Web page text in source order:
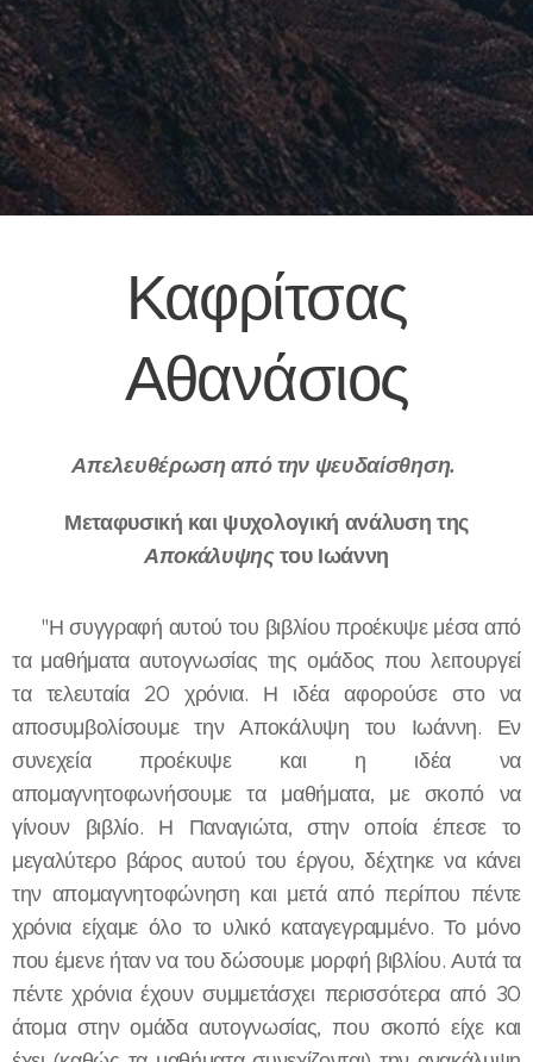
Καφρίτσας
Αθανάσιος
Απελευθέρωση από την ψευδαίσθηση.
Μεταφυσική και ψυχολογική ανάλυση της
Αποκάλυψηςτου Ιωάννη
"Η συγγραφή αυτού του βιβλίου προέκυψε μέσα από
τα μαθήματα αυτογνωσίας της ομάδος που λειτουργεί
τα τελευταία 20 χρόνια. Η ιδέα αφορούσε στο να
αποσυμβολίσουμε την Αποκάλυψη του Ιωάννη. Εν
συνεχεία προέκυψε και η ιδέα να
απομαγνητοφωνήσουμε τα μαθήματα, με σκοπό να
γίνουν βιβλίο. Η Παναγιώτα, στην οποία έπεσε το
μεγαλύτερο βάρος αυτού του έργου, δέχτηκε να κάνει
την απομαγνητοφώνηση και μετά από περίπου πέντε
χρόνια είχαμε όλο το υλικό καταγεγραμμένο. Το μόνο
που έμενε ήταν να του δώσουμε μορφή βιβλίου. Αυτά τα
πέντε χρόνια έχουν συμμετάσχει περισσότερα από 30
άτομα στην ομάδα αυτογνωσίας, που σκοπό είχε και